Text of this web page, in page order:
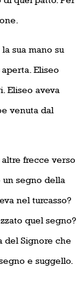
sua mano su
Eliseo
Eliseo aveva
venuta dal
frecce verso
un segno della
nel turcasso?
quel segno?
del Signore che
e suggello.